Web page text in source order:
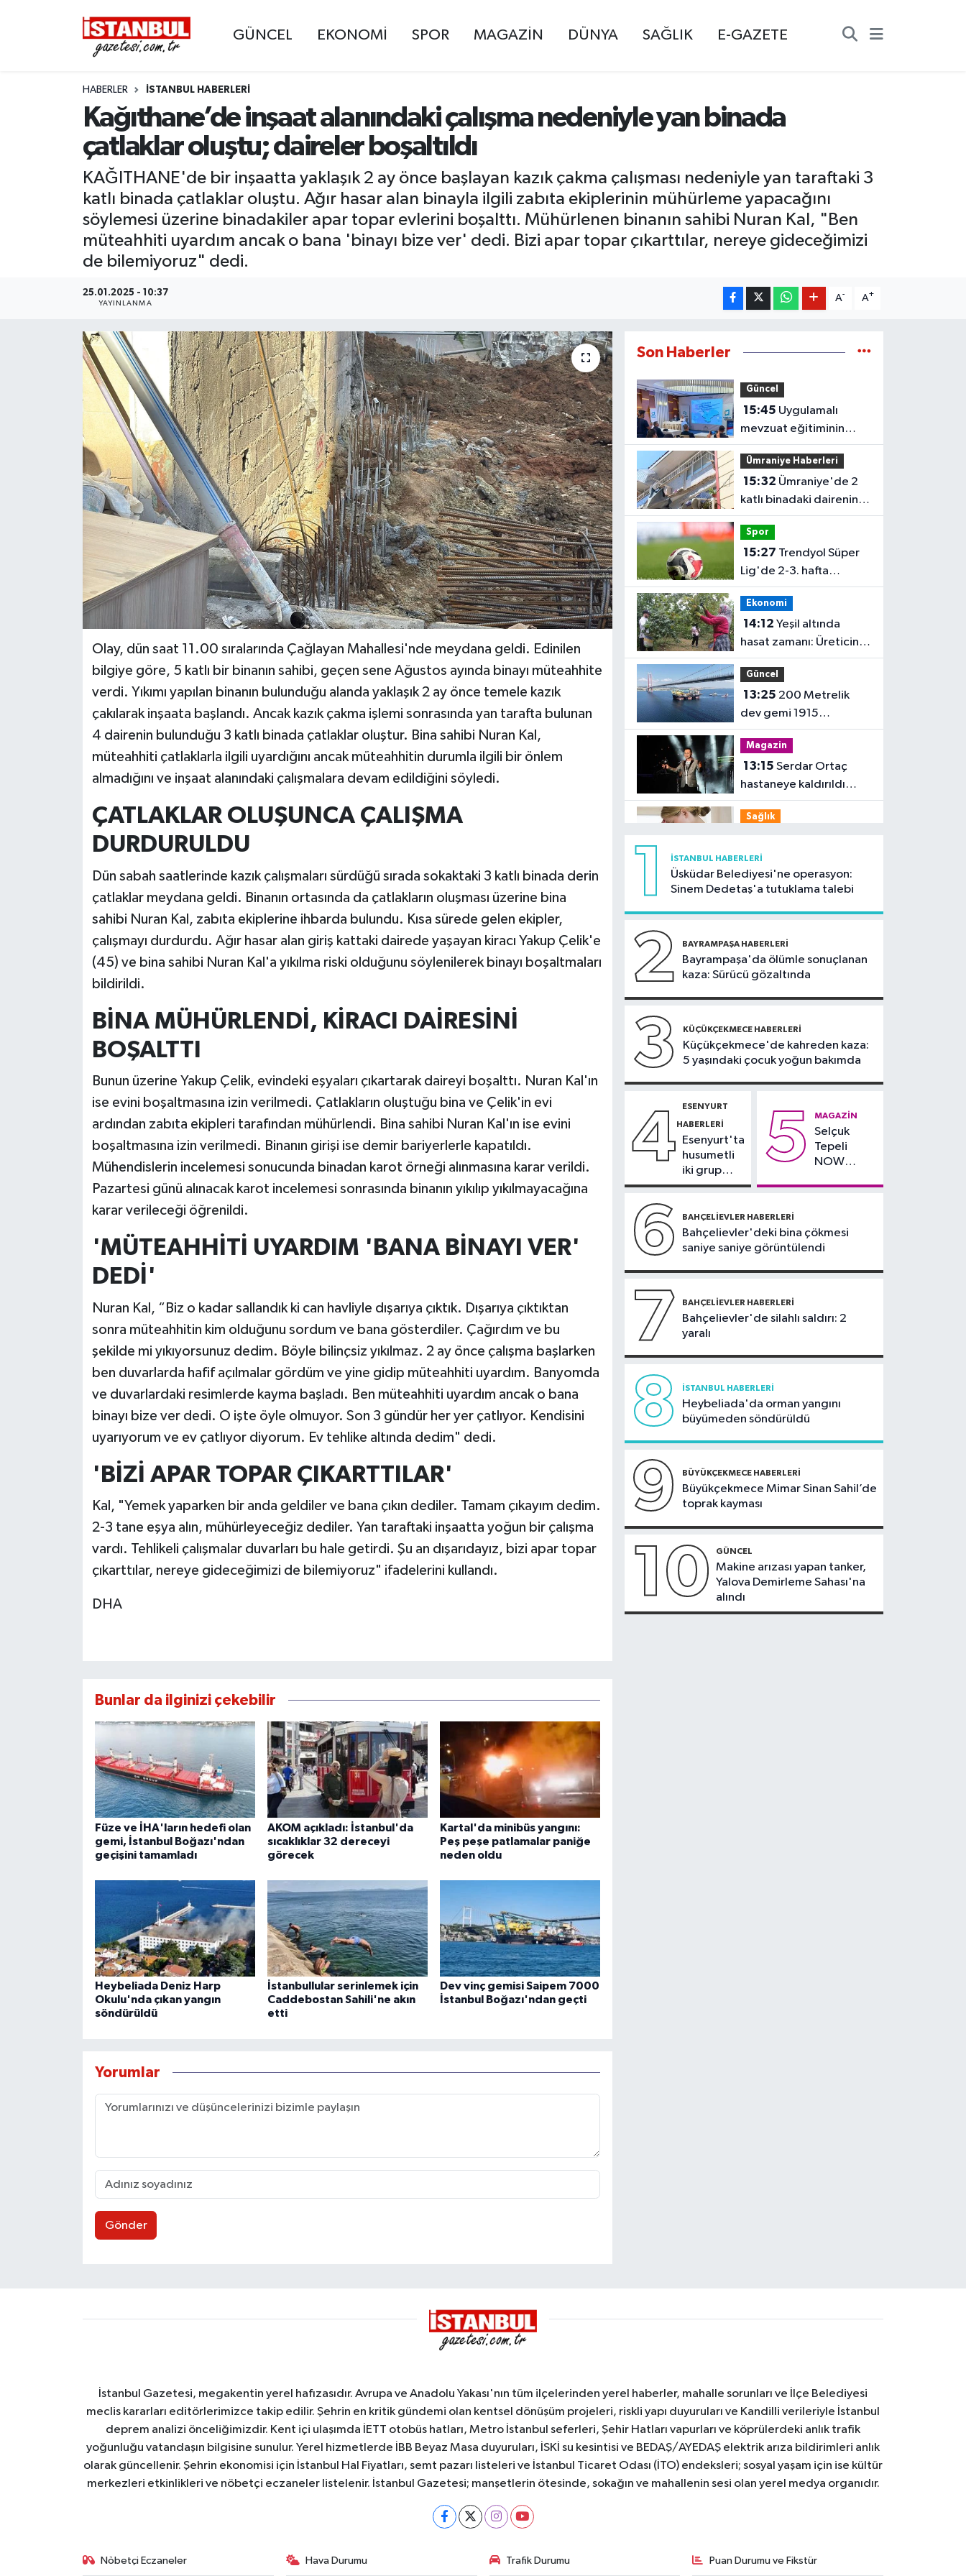
GÜNCEL EKONOMİ SPOR MAGAZİN DÜNYA SAĞLIK E-GAZETE
HABERLER İSTANBUL HABERLERI
Kağıthane’de inşaat alanındaki çalışma nedeniyle yan binada
çatlaklar oluştu; daireler boşaltıldı
KAĞITHANE'de bir inşaatta yaklaşık 2 ay önce başlayan kazık çakma çalışması nedeniyle yan taraftaki 3
katlı binada çatlaklar oluştu. Ağır hasar alan binayla ilgili zabıta ekiplerinin mühürleme yapacağını
söylemesi üzerine binadakiler apar topar evlerini boşalttı. Mühürlenen binanın sahibi Nuran Kal, "Ben
müteahhiti uyardım ancak o bana 'binayı bize ver' dedi. Bizi apar topar çıkarttılar, nereye gideceğimizi
de bilemiyoruz" dedi.
25.01.2025 - 10:37
YAYINLANMA
A- A+
Olay, dün saat 11.00 sıralarında Çağlayan Mahallesi'nde meydana geldi. Edinilen
bilgiye göre, 5 katlı bir binanın sahibi, geçen sene Ağustos ayında binayı müteahhite
verdi. Yıkımı yapılan binanın bulunduğu alanda yaklaşık 2 ay önce temele kazık
çakılarak inşaata başlandı. Ancak kazık çakma işlemi sonrasında yan tarafta bulunan
4 dairenin bulunduğu 3 katlı binada çatlaklar oluştur. Bina sahibi Nuran Kal,
müteahhiti çatlaklarla ilgili uyardığını ancak müteahhitin durumla ilgili bir önlem
almadığını ve inşaat alanındaki çalışmalara devam edildiğini söyledi.
ÇATLAKLAR OLUŞUNCA ÇALIŞMA
DURDURULDU
Dün sabah saatlerinde kazık çalışmaları sürdüğü sırada sokaktaki 3 katlı binada derin
çatlaklar meydana geldi. Binanın ortasında da çatlakların oluşması üzerine bina
sahibi Nuran Kal, zabıta ekiplerine ihbarda bulundu. Kısa sürede gelen ekipler,
çalışmayı durdurdu. Ağır hasar alan giriş kattaki dairede yaşayan kiracı Yakup Çelik'e
(45) ve bina sahibi Nuran Kal'a yıkılma riski olduğunu söylenilerek binayı boşaltmaları
bildirildi.
BİNA MÜHÜRLENDİ, KİRACI DAİRESİNİ
BOŞALTTI
Bunun üzerine Yakup Çelik, evindeki eşyaları çıkartarak daireyi boşalttı. Nuran Kal'ın
ise evini boşaltmasına izin verilmedi. Çatlakların oluştuğu bina ve Çelik'in evi
ardından zabıta ekipleri tarafından mühürlendi. Bina sahibi Nuran Kal'ın ise evini
boşaltmasına izin verilmedi. Binanın girişi ise demir bariyerlerle kapatıldı.
Mühendislerin incelemesi sonucunda binadan karot örneği alınmasına karar verildi.
Pazartesi günü alınacak karot incelemesi sonrasında binanın yıkılıp yıkılmayacağına
karar verileceği öğrenildi.
'MÜTEAHHİTİ UYARDIM 'BANA BİNAYI VER'
DEDİ'
Nuran Kal, “Biz o kadar sallandık ki can havliyle dışarıya çıktık. Dışarıya çıktıktan
sonra müteahhitin kim olduğunu sordum ve bana gösterdiler. Çağırdım ve bu
şekilde mi yıkıyorsunuz dedim. Böyle bilinçsiz yıkılmaz. 2 ay önce çalışma başlarken
ben duvarlarda hafif açılmalar gördüm ve yine gidip müteahhiti uyardım. Banyomda
ve duvarlardaki resimlerde kayma başladı. Ben müteahhiti uyardım ancak o bana
binayı bize ver dedi. O işte öyle olmuyor. Son 3 gündür her yer çatlıyor. Kendisini
uyarıyorum ve ev çatlıyor diyorum. Ev tehlike altında dedim" dedi.
'BİZİ APAR TOPAR ÇIKARTTILAR'
Kal, "Yemek yaparken bir anda geldiler ve bana çıkın dediler. Tamam çıkayım dedim.
2-3 tane eşya alın, mühürleyeceğiz dediler. Yan taraftaki inşaatta yoğun bir çalışma
vardı. Tehlikeli çalışmalar duvarları bu hale getirdi. Şu an dışarıdayız, bizi apar topar
çıkarttılar, nereye gideceğimizi de bilemiyoruz" ifadelerini kullandı.
DHA
Bunlar da ilginizi çekebilir
Füze ve İHA'ların hedefi olan
gemi, İstanbul Boğazı'ndan
geçişini tamamladı
AKOM açıkladı: İstanbul'da
sıcaklıklar 32 dereceyi
görecek
Kartal'da minibüs yangını:
Peş peşe patlamalar paniğe
neden oldu
Heybeliada Deniz Harp
Okulu'nda çıkan yangın
söndürüldü
İstanbullular serinlemek için
Caddebostan Sahili'ne akın
etti
Dev vinç gemisi Saipem 7000
İstanbul Boğazı'ndan geçti
Yorumlar
Gönder
Son Haberler
Güncel
15:45
mevzuat eğitiminin
dokuzuncusu Ankara’da
gerçekleştirildi
Ümraniye Haberleri
15:32
katlı binadaki dairenin
balkonu çöktü
Spor
15:27
Lig'de 2-3. hafta
programları açıklandı
Ekonomi
14:12
hasat zamanı: Üreticinin
gözü fiyatta
Güncel
13:25
dev gemi 1915
Çanakkale Köprüsü'nü
geçti
Magazin
13:15
hastaneye kaldırıldı
iddiası!
Sağlık
Gülerken idrar kaçırmak
normal değil
Güncel
Arabistan'da
Güncel
12:15Yeni nesil
çetelere şafak baskını:
edildi
Güncel
11:54Ahbap'ın
yönetimine kayyum
atandı
1 İSTANBUL HABERLERI
Üsküdar Belediyesi'ne operasyon:
Sinem Dedetaş'a tutuklama talebi
2 BAYRAMPAŞA HABERLERI
Bayrampaşa'da ölümle sonuçlanan
kaza: Sürücü gözaltında
3 KÜÇÜKÇEKMECE HABERLERI
Küçükçekmece'de kahreden kaza:
5 yaşındaki çocuk yoğun bakımda
4 ESENYURT
HABERLERI
Esenyurt'ta
husumetli
iki grup
arasında
kavga
5 MAGAZIN
Selçuk
Tepeli
NOW
6 BAHÇELIEVLER HABERLERI
Bahçelievler'deki bina çökmesi
saniye saniye görüntülendi
7 BAHÇELIEVLER HABERLERI
Bahçelievler'de silahlı saldırı: 2
yaralı
8 İSTANBUL HABERLERI
Heybeliada'da orman yangını
büyümeden söndürüldü
9 BÜYÜKÇEKMECE HABERLERI
Büyükçekmece Mimar Sinan Sahil’de
toprak kayması
10 GÜNCEL
Makine arızası yapan tanker,
Yalova Demirleme Sahası'na
alındı
İstanbul Gazetesi, megakentin yerel hafızasıdır. Avrupa ve Anadolu Yakası'nın tüm ilçelerinden yerel haberler, mahalle sorunları ve İlçe Belediyesi
meclis kararları editörlerimizce takip edilir. Şehrin en kritik gündemi olan kentsel dönüşüm projeleri, riskli yapı duyuruları ve Kandilli verileriyle İstanbul
deprem analizi önceliğimizdir. Kent içi ulaşımda İETT otobüs hatları, Metro İstanbul seferleri, Şehir Hatları vapurları ve köprülerdeki anlık trafik
yoğunluğu vatandaşın bilgisine sunulur. Yerel hizmetlerde İBB Beyaz Masa duyuruları, İSKİ su kesintisi ve BEDAŞ/AYEDAŞ elektrik arıza bildirimleri anlık
olarak güncellenir. Şehrin ekonomisi için İstanbul Hal Fiyatları, semt pazarı listeleri ve İstanbul Ticaret Odası (İTO) endeksleri; sosyal yaşam için ise kültür
merkezleri etkinlikleri ve nöbetçi eczaneler listelenir. İstanbul Gazetesi; manşetlerin ötesinde, sokağın ve mahallenin sesi olan yerel medya organıdır.
Nöbetçi Eczaneler Hava Durumu Trafik Durumu Puan Durumu ve Fikstür
EKONOMİ
İSTANBUL
MAGAZİN
BİLİM VE TEKNOLOJİ
OTOMOBİL
Nöbetçi Eczaneler
Hava Durumu
Trafik Durumu
Süper Lig Puan Durumu ve Fikstür
Tüm Manşetler
Son Dakika Haberleri